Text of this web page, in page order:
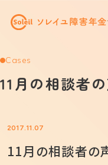
Cases
11月の相談者
2017.11.07
11月の相談者の